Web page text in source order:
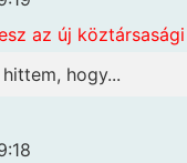
az új
hogy...